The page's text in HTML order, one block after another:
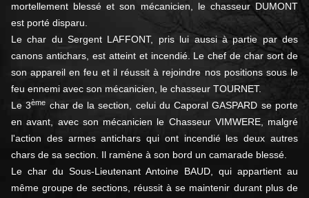
mortellement blessé et son mécanicien, le chasseur DUMONT
est porté disparu.
Le char du Sergent LAFFONT, pris lui aussi à partie par des
canons antichars, est atteint et incendié. Le chef de char sort de
son appareil en feu et il réussit à rejoindre nos positions sous le
feu ennemi avec son mécanicien, le chasseur TOURNET.
Le 3ème char de la section, celui du Caporal GASPARD se porte
en avant, avec son mécanicien le Chasseur VIMWERE, malgré
l'action des armes antichars qui ont incendié les deux autres
chars de sa section. Il ramène à son bord un camarade blessé.
Le char du Sous-Lieutenant Antoine BAUD, qui appartient au
même groupe de sections, réussit à se maintenir durant plus de